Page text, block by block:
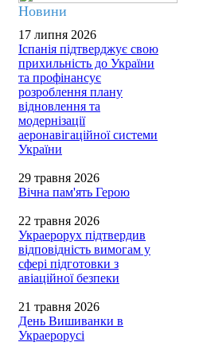
Новини
17 липня 2026
Іспанія підтверджує свою
прихильність до України
та профінансує
розроблення плану
відновлення та
модернізації
аеронавігаційної системи
України
29 травня 2026
Вічна пам'ять Герою
22 травня 2026
Украерорух підтвердив
відповідність вимогам у
сфері підготовки з
авіаційної безпеки
21 травня 2026
День Вишиванки в
Украерорусі